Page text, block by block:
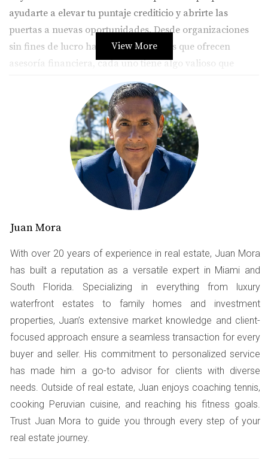
ayudarte a elevar tu puntaje crediticio y abrirte las
puertas a nuevas oportunidades. Desde organizaciones
sin fines de lucro hasta bancos locales que ofrecen
asesoría financiera, cada uno tiene algo valioso que
aportar. Además, muchas personas han recorrido este
camino con éxito y están dispuestas a compartir sus
historias inspiradoras. A lo largo de este artículo,
exploraremos esos recursos y te presentaremos ejemplos
reales de cómo otros han logrado transformar su
situación financiera.
Recursos Locales para Mejorar tu
Cuando se trata de mejorar tu puntaje crediticio en
Miami, hay múltiples caminos que puedes seguir. Aquí te
presentamos algunas opciones destacadas:
Organizaciones Sin Fines de Lucro
Las organizaciones sin fines de lucro son una excelente
opción para quienes buscan asesoría gratuita o a bajo
costo. Estas instituciones ofrecen talleres educativos y
asesoramiento personalizado para ayudarte a entender
mejor tu situación crediticia. Algunas organizaciones
**Miami-Dade Economic Advocacy Trust**: Ofrecen
programas educativos sobre finanzas personales.
View More
Juan Mora
With over 20 years of experience in real estate, Juan Mora
has built a reputation as a versatile expert in Miami and
South Florida. Specializing in everything from luxury
waterfront estates to family homes and investment
properties, Juan’s extensive market knowledge and client-
focused approach ensure a seamless transaction for every
buyer and seller. His commitment to personalized service
has made him a go-to advisor for clients with diverse
needs. Outside of real estate, Juan enjoys coaching tennis,
cooking Peruvian cuisine, and reaching his fitness goals.
Trust Juan Mora to guide you through every step of your
real estate journey.